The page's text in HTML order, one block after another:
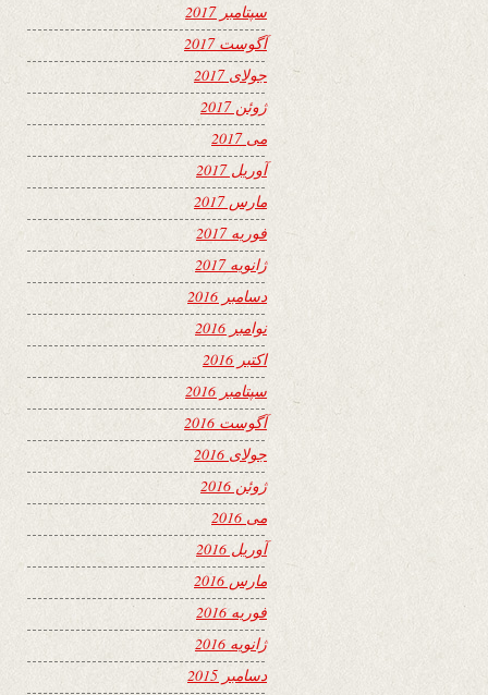
سپتامبر 2017
آگوست 2017
جولای 2017
ژوئن 2017
می 2017
آوریل 2017
مارس 2017
فوریه 2017
ژانویه 2017
دسامبر 2016
نوامبر 2016
اکتبر 2016
سپتامبر 2016
آگوست 2016
جولای 2016
ژوئن 2016
می 2016
آوریل 2016
مارس 2016
فوریه 2016
ژانویه 2016
دسامبر 2015